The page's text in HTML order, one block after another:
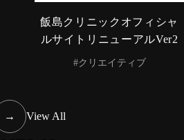
飯島クリニックオフィシャ
ルサイトリニューアルVer2
#クリエイティブ
→ View All